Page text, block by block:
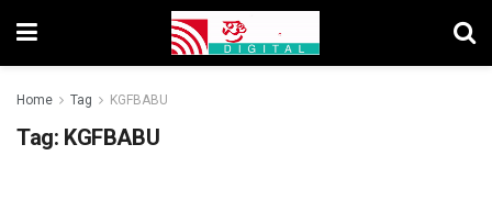
Home Tag KGFBABU
Tag: KGFBABU